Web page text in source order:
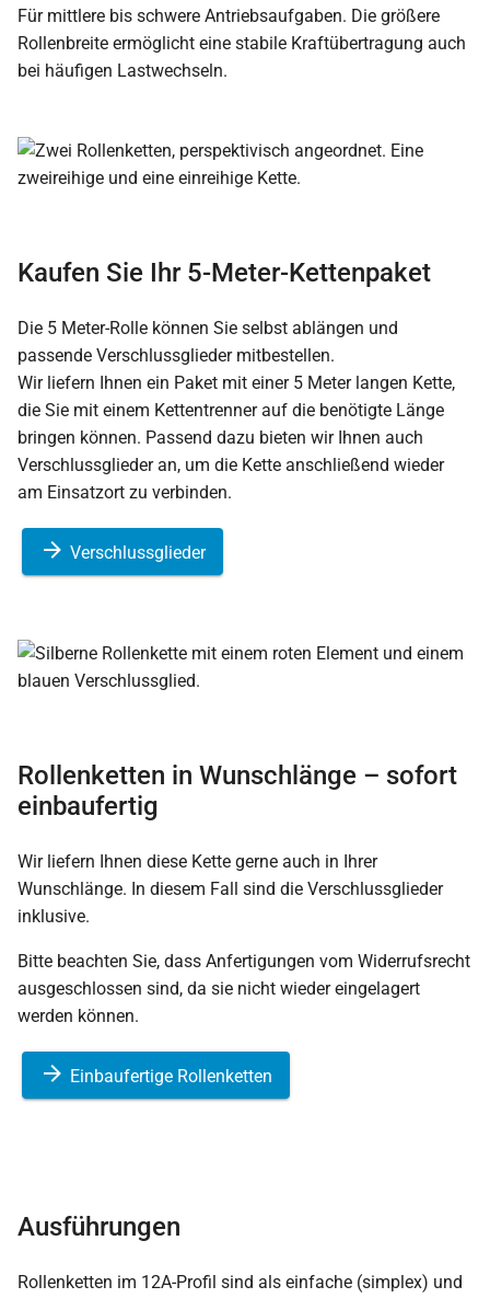
Für mittlere bis schwere Antriebsaufgaben. Die größere
Rollenbreite ermöglicht eine stabile Kraftübertragung auch
bei häufigen Lastwechseln.
Kaufen Sie Ihr 5-Meter-Kettenpaket
Die 5 Meter-Rolle können Sie selbst ablängen und
passende Verschlussglieder mitbestellen.
Wir liefern Ihnen ein Paket mit einer 5 Meter langen Kette,
die Sie mit einem Kettentrenner auf die benötigte Länge
bringen können. Passend dazu bieten wir Ihnen auch
Verschlussglieder an, um die Kette anschließend wieder
am Einsatzort zu verbinden.
Verschlussglieder
Rollenketten in Wunschlänge – sofort
einbaufertig
Wir liefern Ihnen diese Kette gerne auch in Ihrer
Wunschlänge. In diesem Fall sind die Verschlussglieder
inklusive.
Bitte beachten Sie, dass Anfertigungen vom Widerrufsrecht
ausgeschlossen sind, da sie nicht wieder eingelagert
werden können.
Einbaufertige Rollenketten
Ausführungen
Rollenketten im 12A-Profil sind als einfache (simplex) und